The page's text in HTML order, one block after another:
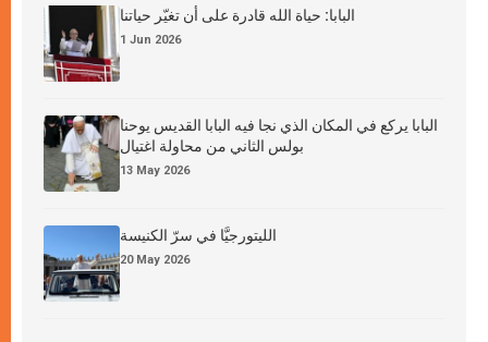
البابا: حياة الله قادرة على أن تغيّر حياتنا
1 Jun 2026
البابا يركع في المكان الذي نجا فيه البابا القديس يوحنا
بولس الثاني من محاولة اغتيال
13 May 2026
الليتورجيَّا في سرّ الكنيسة
20 May 2026